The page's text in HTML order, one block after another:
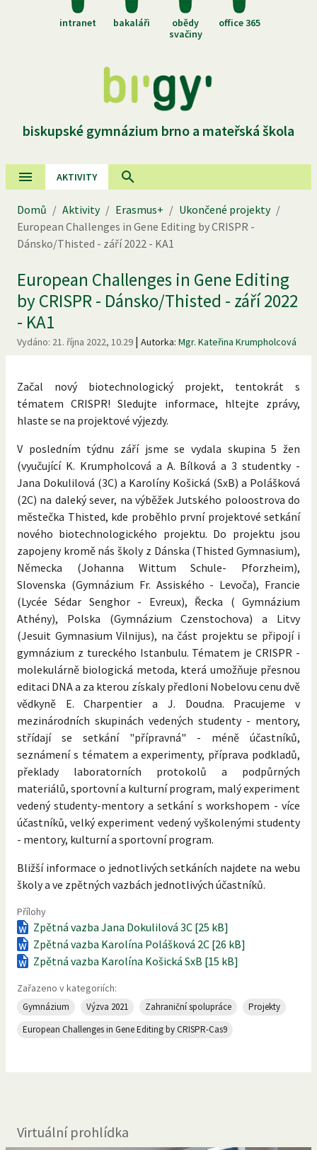
intranet bakaláři
obědy
svačiny
office 365
biskupské gymnázium brno a mateřská škola
AKTIVITY
Domů / Aktivity / Erasmus+ / Ukončené projekty /
European Challenges in Gene Editing by CRISPR -
Dánsko/Thisted - září 2022 - KA1
European Challenges in Gene Editing
by CRISPR - Dánsko/Thisted - září 2022
- KA1
Vydáno: 21. října 2022, 10.29 | Autorka: Mgr. Kateřina Krumpholcová
Začal nový biotechnologický projekt, tentokrát s
tématem CRISPR! Sledujte informace, hltejte zprávy,
hlaste se na projektové výjezdy.
V posledním týdnu září jsme se vydala skupina 5 žen
(vyučující K. Krumpholcová a A. Bílková a 3 studentky -
Jana Dokulilová (3C) a Karolíny Košická (SxB) a Polášková
(2C) na daleký sever, na výběžek Jutského poloostrova do
městečka Thisted, kde proběhlo první projektové setkání
nového biotechnologického projektu. Do projektu jsou
zapojeny kromě nás školy z Dánska (Thisted Gymnasium),
Německa (Johanna Wittum Schule- Pforzheim),
Slovenska (Gymnázium Fr. Assiského - Levoča), Francie
(Lycée Sédar Senghor - Evreux), Řecka ( Gymnázium
Athény), Polska (Gymnázium Czenstochova) a Litvy
(Jesuit Gymnasium Vilnijus), na část projektu se připojí i
gymnázium z tureckého Istanbulu. Tématem je CRISPR -
molekulárně biologická metoda, která umožňuje přesnou
editaci DNA a za kterou získaly předloni Nobelovu cenu dvě
vědkyně E. Charpentier a J. Doudna. Pracujeme v
mezinárodních skupinách vedených studenty - mentory,
střídají se setkání "přípravná" - méně účastníků,
seznámení s tématem a experimenty, příprava podkladů,
překlady laboratorních protokolů a podpůrných
materiálů, sportovní a kulturní program, malý experiment
vedený studenty-mentory a setkání s workshopem - více
účastníků, velký experiment vedený vyškolenými studenty
- mentory, kulturní a sportovní program.
Bližší informace o jednotlivých setkáních najdete na webu
školy a ve zpětných vazbách jednotlivých účastníků.
Přílohy
Zpětná vazba Jana Dokulilová 3C [25 kB]
Zpětná vazba Karolína Polášková 2C [26 kB]
Zpětná vazba Karolína Košická SxB [15 kB]
Zařazeno v kategoriích:
Gymnázium Výzva 2021 Zahraniční spolupráce
Projekty
European Challenges in Gene Editing by CRISPR-Cas9
Virtuální prohlídka